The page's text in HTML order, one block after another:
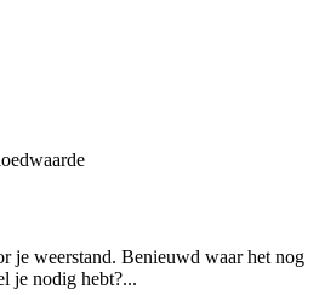
je weerstand. Benieuwd waar het nog
je nodig hebt?...